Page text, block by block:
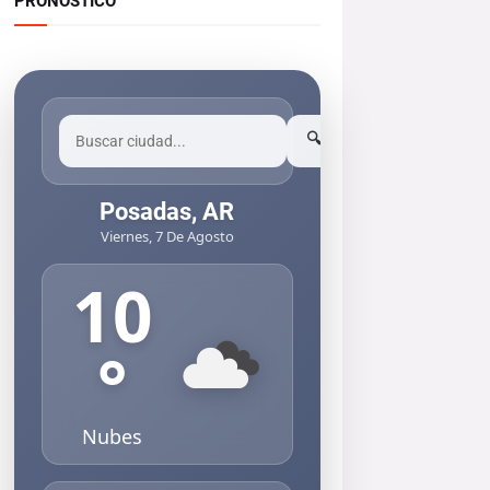
🔍
Posadas, AR
Viernes, 7 De Agosto
10
°
Nubes